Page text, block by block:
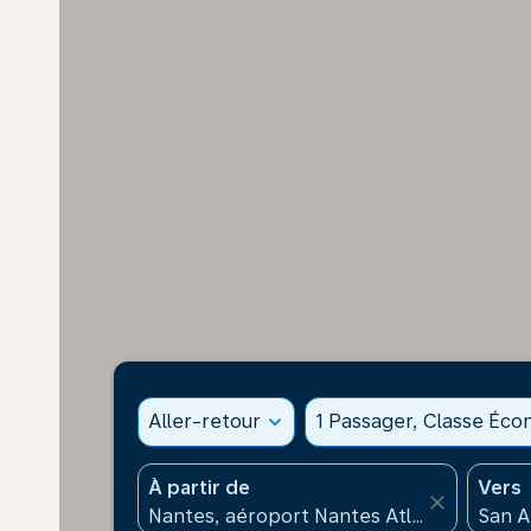
Aller-retour expand_more 1 Passager, Classe
À partir de
close
Vers